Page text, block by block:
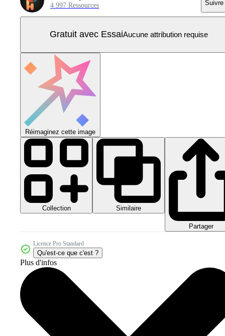
4 997 Ressources Suivre
Gratuit avec EssaiAucune attribution requise
Réimaginez cette image
Collection Similaire
Partager
Licence Pro Standard
Qu'est-ce que c'est ?
Plus d'infos